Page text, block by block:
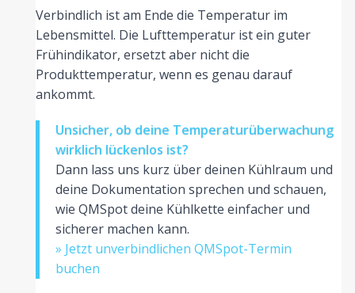
Verbindlich ist am Ende die Temperatur im
Lebensmittel. Die Lufttemperatur ist ein guter
Frühindikator, ersetzt aber nicht die
Produkttemperatur, wenn es genau darauf
ankommt.
Unsicher, ob deine Temperaturüberwachung
wirklich lückenlos ist?
Dann lass uns kurz über deinen Kühlraum und
deine Dokumentation sprechen und schauen,
wie QMSpot deine Kühlkette einfacher und
sicherer machen kann.
» Jetzt unverbindlichen QMSpot-Termin
buchen